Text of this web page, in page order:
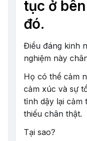
tục ở
đó.
Điều đáng kinh
nghiệm này
Họ có thể cảm
cảm xúc và sự
tỉnh dậy lại cảm
thiếu chân thật.
Tại sao?